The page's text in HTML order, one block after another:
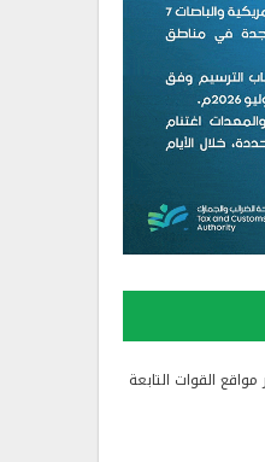
القوات التابعة